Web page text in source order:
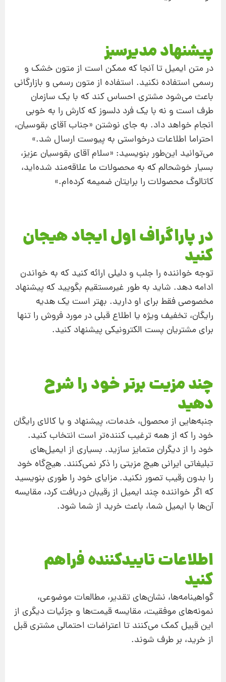
پیشنهاد مدیرسبز
در متن ایمیل تا آنجا که ممکن است از متون خشک و
رسمی استفاده نکنید. استفاده از متون رسمی و بازارگانی
باعث می‌شود مشتری احساس کند که با یک سازمان
طرف است و نه با یک فرد دلسوز که کارش را به خوبی
انجام خواهد داد. به جای نوشتن «جناب آقای بقوسیان،
احتراما اطلاعات درخواستی به پیوست ارسال شد.»
می‌توانید این‌طور بنویسید: «سلام آقای بقوسیان عزیز،
بسیار خوشحالم که به محصولات ما علاقه‌مند شده‌اید،
کاتالوگ محصولات را برایتان ضمیمه کرده‌ام.»
در پاراگراف اول ایجاد هیجان
کنید
توجه خواننده را جلب و دلیلی ارائه کنید که به خواندن
ادامه دهد. شاید به طور غیرمستقیم بگویید که پیشنهاد
مخصوصی فقط برای او دارید. بهتر است یک هدیه
رایگان، تخفیف ویژه یا اطلاع قبلی در مورد فروش را تنها
برای مشتریان پست الکترونیکی پیشنهاد کنید.
چند مزیت برتر خود را شرح
دهید
جنبه‌هایی از محصول، خدمات، پیشنهاد و یا کالای رایگان
خود را که از همه ترغیب کننده‌تر است انتخاب کنید.
خود را از دیگران متمایز سازید. بسیاری از ایمیل‌های
تبلیغاتی ایرانی هیچ مزیتی را ذکر نمی‌کنند. هیچ‌گاه خود
را بدون رقیب تصور نکنید. مزایای خود را طوری بنویسید
که اگر خواننده چند ایمیل از رقیبان دریافت کرد، مقایسه
آن‌ها با ایمیل شما، باعث خرید از شما شود.
اطلاعات تاییدکننده فراهم
کنید
گواهینامه‌ها، نشان‌های تقدیر، مطالعات موضوعی،
نمونه‌های موفقیت، مقایسه قیمت‌ها و جزئیات دیگری از
این قبیل کمک می‌کنند تا اعتراضات احتمالی مشتری قبل
از خرید، بر طرف شوند.